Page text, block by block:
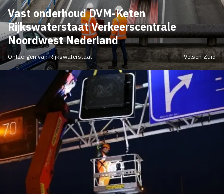
Vast onderhoud DVM-Keten
Rijkswaterstaat Verkeerscentrale
Noordwest Nederland
Ontzorgen van Rijkswaterstaat Velsen Zuid